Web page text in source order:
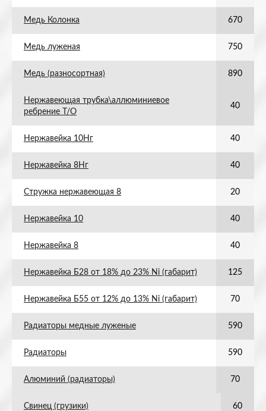
Медь Колонка 670
Медь луженая 750
Медь (разносортная) 890
Нержавеющая трубка\аллюминиевое
ребрение Т/О
40
Нержавейка 10Нг 40
Нержавейка 8Нг 40
Стружка нержавеющая 8 20
Нержавейка 10 40
Нержавейка 8 40
Нержавейка Б28 от 18% до 23% Ni (габарит) 125
Нержавейка Б55 от 12% до 13% Ni (габарит) 70
Радиаторы медные луженые 590
Радиаторы 590
Алюминий (радиаторы) 70
Свинец (грузики) 60